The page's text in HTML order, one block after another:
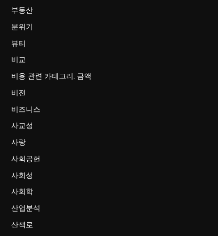
부동산
분위기
뷰티
비교
비용 관련 카테고리: 금액
비전
비즈니스
사교성
사랑
사회공헌
사회성
사회학
산업분석
산책로